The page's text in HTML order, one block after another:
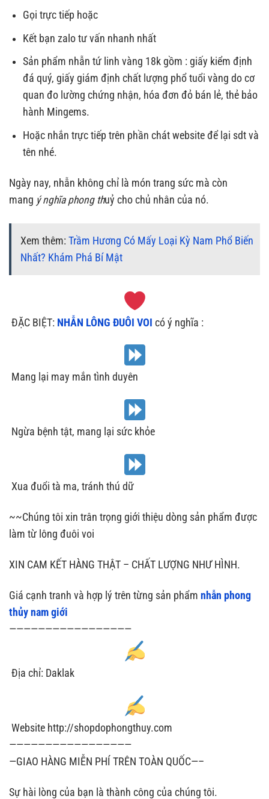
Gọi trực tiếp hoặc
Kết bạn zalo tư vấn nhanh nhất
Sản phẩm nhẫn tứ linh vàng 18k gồm : giấy kiểm định
đá quý, giấy giám định chất lượng phổ tuổi vàng do cơ
quan đo lường chứng nhận, hóa đơn đỏ bán lẻ, thẻ bảo
hành Mingems.
Hoặc nhắn trực tiếp trên phần chát website để lại sdt và
tên nhé.
Ngày nay, nhẫn không chỉ là món trang sức mà còn
mang ý nghĩa phong thuỷ cho chủ nhân của nó.
Xem thêm: Trầm Hương Có Mấy Loại Kỳ Nam Phổ Biến
Nhất? Khám Phá Bí Mật
ĐẶC BIỆT: NHẪN LÔNG ĐUÔI VOI có ý nghĩa :
Mang lại may mắn tình duyên
Ngừa bệnh tật, mang lại sức khỏe
Xua đuổi tà ma, tránh thú dữ
~~Chúng tôi xin trân trọng giới thiệu dòng sản phẩm được
làm từ lông đuôi voi
XIN CAM KẾT HÀNG THẬT – CHẤT LƯỢNG NHƯ HÌNH.
Giá cạnh tranh và hợp lý trên từng sản phẩm nhẫn phong
thủy nam giới
—————————————————
Địa chỉ: Daklak
Website http://shopdophongthuy.com
—————————————————
—GIAO HÀNG MIỄN PHÍ TRÊN TOÀN QUỐC—–
Sự hài lòng của bạn là thành công của chúng tôi.